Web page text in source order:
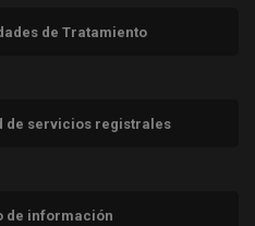
de Tratamiento
de servicios registrales
de información